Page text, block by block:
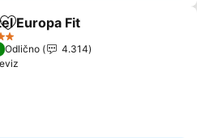
Dodati u favorite
Europa Fit
Odlično
4.314